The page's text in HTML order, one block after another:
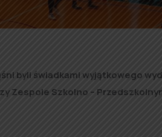
byli świadkami wyjątkowego
Szkolno –